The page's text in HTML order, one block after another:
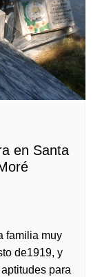
en Santa
familia muy
de1919, y
para